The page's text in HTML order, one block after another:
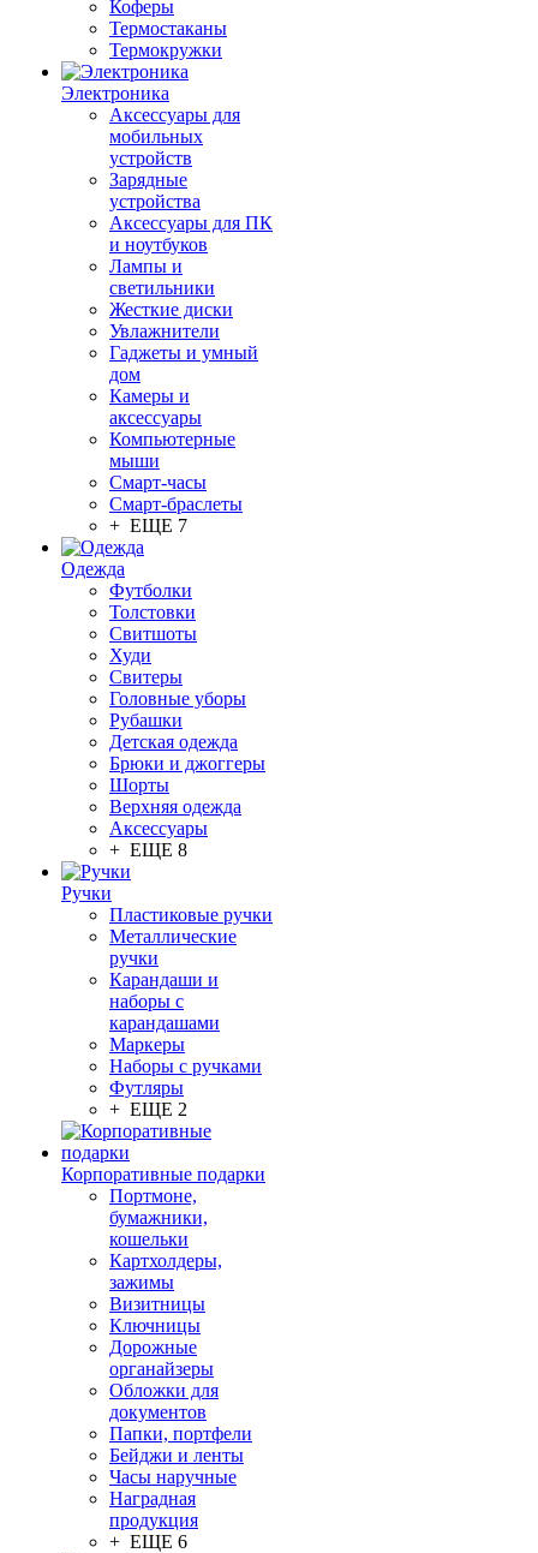
Коферы
Термостаканы
Термокружки
Электроника
Аксессуары для
мобильных
устройств
Зарядные
устройства
Аксессуары для ПК
и ноутбуков
Лампы и
светильники
Жесткие диски
Увлажнители
Гаджеты и умный
дом
Камеры и
аксессуары
Компьютерные
мыши
Смарт-часы
Смарт-браслеты
+ ЕЩЕ 7
Одежда
Футболки
Толстовки
Свитшоты
Худи
Свитеры
Головные уборы
Рубашки
Детская одежда
Брюки и джоггеры
Шорты
Верхняя одежда
Аксессуары
+ ЕЩЕ 8
Ручки
Пластиковые ручки
Металлические
ручки
Карандаши и
наборы с
карандашами
Маркеры
Наборы с ручками
Футляры
+ ЕЩЕ 2
Корпоративные подарки
Портмоне,
бумажники,
кошельки
Картхолдеры,
зажимы
Визитницы
Ключницы
Дорожные
органайзеры
Обложки для
документов
Папки, портфели
Бейджи и ленты
Часы наручные
Наградная
продукция
+ ЕЩЕ 6